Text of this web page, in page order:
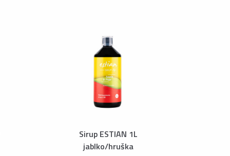
Sirup ESTIAN 1L
jablko/hruška